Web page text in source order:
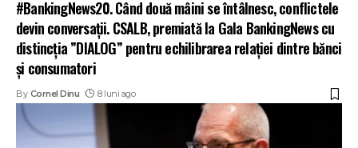
#BankingNews20. Când două mâini se întâlnesc, conflictele
devin conversații. CSALB, premiată la Gala BankingNews cu
distincția ”DIALOG” pentru echilibrarea relației dintre bănci
și consumatori
By Cornel Dinu 8 luni ago